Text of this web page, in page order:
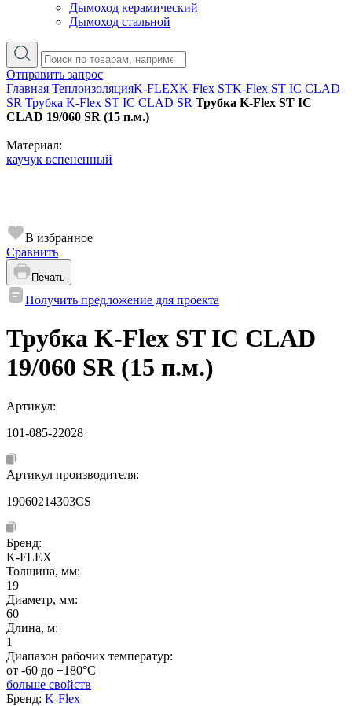
Дымоход керамический
Дымоход стальной
Отправить запрос
Главная ТеплоизоляцияK-FLEXK-Flex STK-Flex ST IC CLAD
SR Трубка K-Flex ST IС CLAD SR Трубка K-Flex ST IС
CLAD 19/060 SR (15 п.м.)
Материал:
каучук вспененный
В избранное
Сравнить
Печать
Получить предложение для проекта
Трубка K-Flex ST IС CLAD
19/060 SR (15 п.м.)
Артикул:
101-085-22028
Артикул производителя:
19060214303CS
Бренд:
K-FLEX
Толщина, мм:
19
Диаметр, мм:
60
Длина, м:
1
Диапазон рабочих температур:
от -60 до +180°C
больше свойств
Бренд: K-Flex